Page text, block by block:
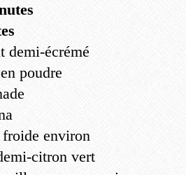
demi-écrémé
poudre
environ
citron vert